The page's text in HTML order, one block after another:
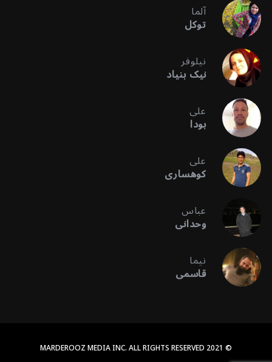
آلما
توکل
نیلوفر
نیک بنیاد
علی
بودا
علی
کوهساری
عباس
وحدانی
نیما
قاسمی
© 2021 MARDEROOZ MEDIA INC. ALL RIGHTS RESERVED